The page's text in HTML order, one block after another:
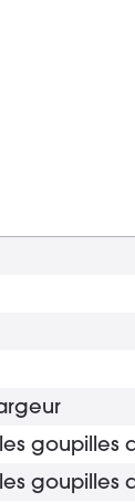
goupilles
goupilles